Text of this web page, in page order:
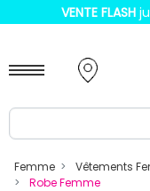
VENTE FLASH
Femme Vêtements
Robe Femme